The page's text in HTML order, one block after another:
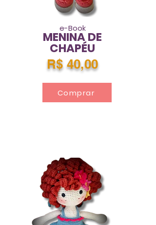
e-Book
MENINA DE
CHAPÉU
R$ 40,00
Comprar